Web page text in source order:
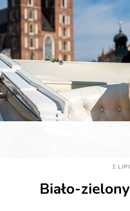
2
Biało-